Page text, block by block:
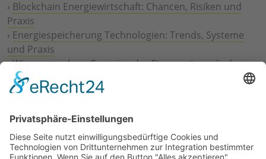
› Blockchain Energiewirtschaft: Chancen, Risiken und
Praxis
› Energiespeicherung Technologien: Trends, Systeme
und Praxis
›Wie erneuerbare Energien das Stromnetz verändern
Digitalisierung Energiewirtschaft: Effizienz, Netze und
Prozesse
Geschäftsmodelle
›Vorstandswechsel Westenergie: Böddeling übernimmt
befristet